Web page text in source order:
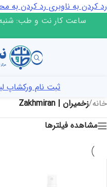
رد کردن به ناوبریرد کردن به
ساعت کار نت و طب: شنبه تا
ثبت نام ورکشاپ
خانه/زخمیران | Zakhmiran
مشاهده فیلترها